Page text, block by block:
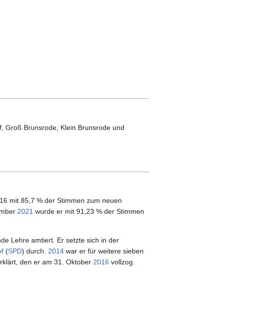
Groß Brunsrode, Klein Brunsrode und
mit 85,7 % der Stimmen zum neuen
2021 wurde er mit 91,23 % der Stimmen
Lehre amtiert. Er setzte sich in der
(SPD) durch. 2014 war er für weitere sieben
den er am 31. Oktober 2016 vollzog.